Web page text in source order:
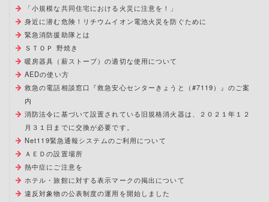
「小規模な共同住宅における火災に注意を！」
身近に潜む危険！リチウムイオン電池火災を防ぐために
緊急消防援助隊とは
ＳＴＯＰ 野焼き
暖房器具（薪ストーブ）の適切な使用について
AEDの使い方
救急の電話相談窓口『救急安心センターきょうと（#7119）』のご案
内
消防法令に基づいて設置されている旧規格消火器は、２０２１年１２
月３１日までに交換が必要です。
Net119緊急通報システムのご利用について
ＡＥＤの設置場所
熱中症にご注意を
ホテル・旅館に対する表示マークの掲出について
違反対象物の公表制度の運用を開始しました